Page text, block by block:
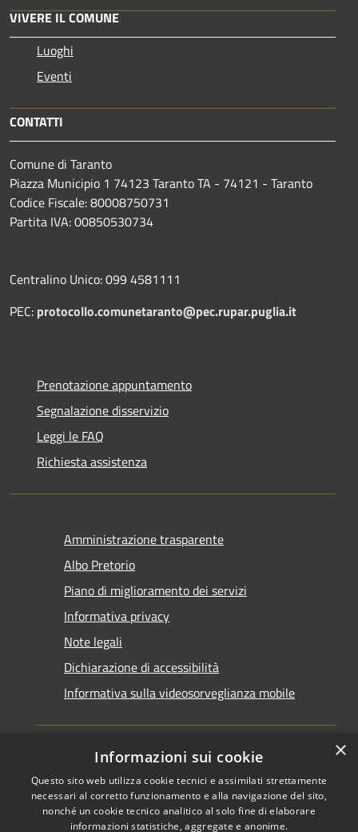
VIVERE IL COMUNE
Luoghi
Eventi
CONTATTI
Comune di Taranto
Piazza Municipio 1 74123 Taranto TA - 74121 - Taranto
Codice Fiscale: 80008750731
Partita IVA: 00850530734
Centralino Unico: 099 4581111
PEC: protocollo.comunetaranto@pec.rupar.puglia.it
Prenotazione appuntamento
Segnalazione disservizio
Leggi le FAQ
Richiesta assistenza
Amministrazione trasparente
Albo Pretorio
Piano di miglioramento dei servizi
Informativa privacy
Note legali
Dichiarazione di accessibilità
Informativa sulla videosorveglianza mobile
RSS
Accessibilità
Copyright © 2026 • Comune di
Taranto • Powered by
×
Informazioni sui cookie
Questo sito web utilizza cookie tecnici e assimilati strettamente
necessari al corretto funzionamento e alla navigazione del sito,
nonché un cookie tecnico analitico al solo fine di elaborare
informazioni statistiche, aggregate e anonime.